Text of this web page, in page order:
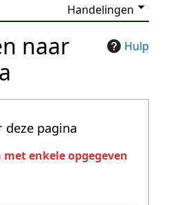
Handelingen
Hulp
naar
deze pagina
enkele opgegeven